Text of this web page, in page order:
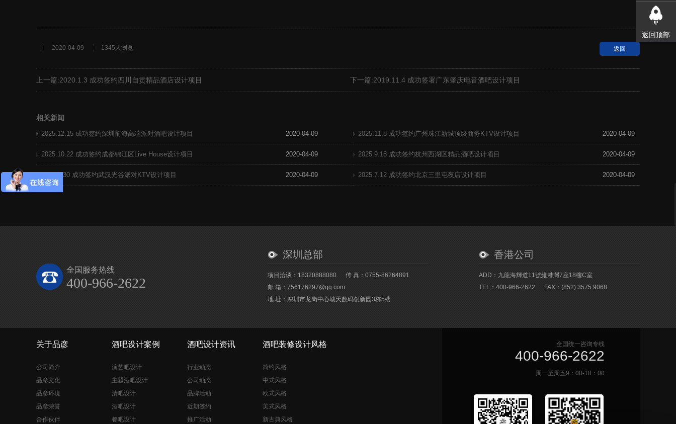
返回
2020-04-09 1345人浏览
上一篇:2020.1.3 成功签约四川自贡精品酒店设计项目 下一篇:2019.11.4 成功签署广东肇庆电音酒吧设计项目
相关新闻
2025.12.15 成功签约深圳前海高端派对酒吧设计项目 2020-04-09 2025.11.8 成功签约广州珠江新城顶级商务KTV设计项目 2020-04-09
2025.10.22 成功签约成都锦江区Live House设计项目 2020-04-09 2025.9.18 成功签约杭州西湖区精品酒吧设计项目 2020-04-09
2025.8.30 成功签约武汉光谷派对KTV设计项目 2020-04-09 2025.7.12 成功签约北京三里屯夜店设计项目 2020-04-09
全国服务热线
400-966-2622
深圳总部
项目洽谈：18320888080
传 真：0755-86264891
邮 箱：756176297@qq.com
地 址：深圳市龙岗中心城天数码创新园3栋5楼
香港公司
ADD：九龍海輝道11號維港灣7座18樓C室
TEL：400-966-2622
FAX：(852) 3575 9068
关于品彦
公司简介
品彦文化
品彦环境
品彦荣誉
合作伙伴
酒吧设计案例
演艺吧设计
主题酒吧设计
清吧设计
酒吧设计
餐吧设计
酒吧设计资讯
行业动态
公司动态
品牌活动
近期签约
推广活动
酒吧装修设计风格
简约风格
中式风格
欧式风格
美式风格
新古典风格
全国统一咨询专线
400-966-2622
周一至周五9：00-18：00
返回顶部